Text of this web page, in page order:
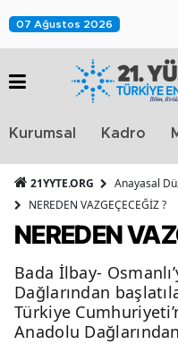
07 Ağustos 2026
Kurumsal Kadro
21YYTE.ORG
Anayasal
NEREDEN VAZGEÇECEĞİZ ?
NEREDEN
Bada İlbay-
Dağlarından
Türkiye
Anadolu